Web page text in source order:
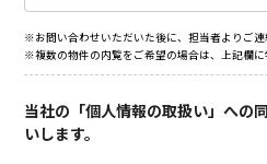
※お問い合わせいただいた後に、担当者よりご連
※複数の物件の内覧をご希望の場合は、上記欄に
当社の「個人情報の取扱い」への
いします。